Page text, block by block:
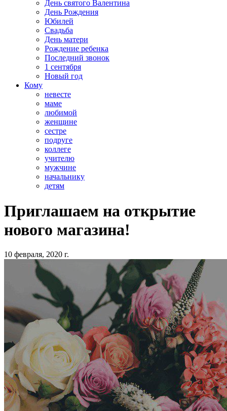
День святого Валентина
День Рождения
Юбилей
Свадьба
День матери
Рождение ребенка
Последний звонок
1 сентября
Новый год
Кому
невесте
маме
любимой
женщине
сестре
подруге
коллеге
учителю
мужчине
начальнику
детям
Приглашаем на открытие
нового магазина!
10 февраля, 2020 г.